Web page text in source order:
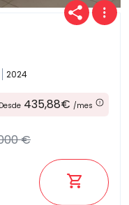
2024
Desde 435,88€ /mes
€